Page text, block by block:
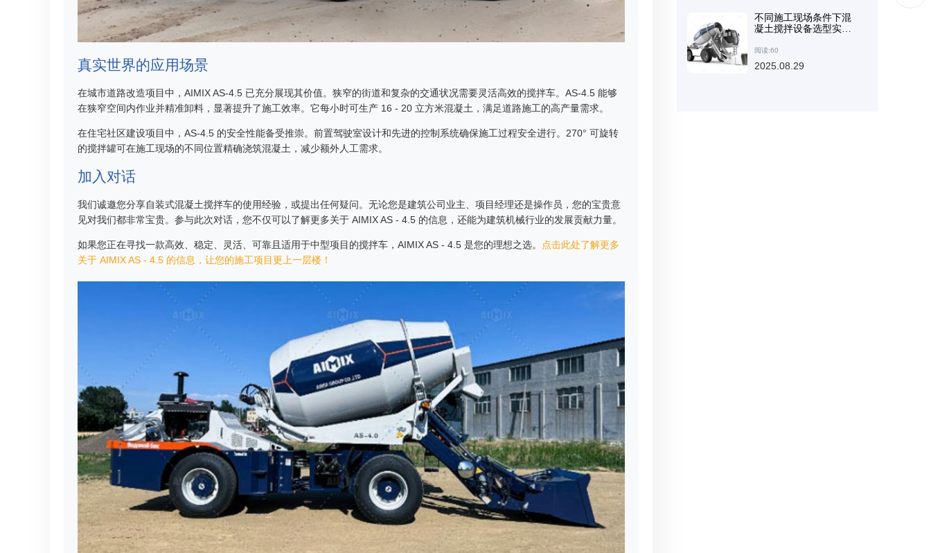
真实世界的应用场景
在城市道路改造项目中，AIMIX AS-4.5 已充分展现其价值。狭窄的街道和复杂的交通状况需要灵活高效的搅拌车。AS-4.5 能够
在狭窄空间内作业并精准卸料，显著提升了施工效率。它每小时可生产 16 - 20 立方米混凝土，满足道路施工的高产量需求。
在住宅社区建设项目中，AS-4.5 的安全性能备受推崇。前置驾驶室设计和先进的控制系统确保施工过程安全进行。270° 可旋转
的搅拌罐可在施工现场的不同位置精确浇筑混凝土，减少额外人工需求。
加入对话
我们诚邀您分享自装式混凝土搅拌车的使用经验，或提出任何疑问。无论您是建筑公司业主、项目经理还是操作员，您的宝贵意
见对我们都非常宝贵。参与此次对话，您不仅可以了解更多关于 AIMIX AS - 4.5 的信息，还能为建筑机械行业的发展贡献力量。
如果您正在寻找一款高效、稳定、灵活、可靠且适用于中型项目的搅拌车，AIMIX AS - 4.5 是您的理想之选。
点击此处了解更多
关于 AIMIX AS - 4.5 的信息，让您的施工项目更上一层楼！
不同施工现场条件下混
凝土搅拌设备选型实践
阅读:60
2025.08.29